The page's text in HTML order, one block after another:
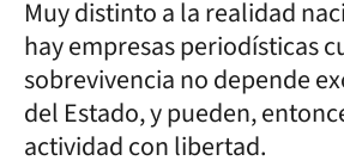
Muy distinto a la realidad
hay empresas periodísticas
sobrevivencia no depende
del Estado, y pueden,
actividad con libertad.